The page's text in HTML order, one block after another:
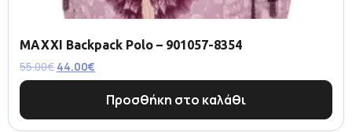
MAXXI Backpack Polo – 901057-8354
55.00€ 44.00€
Προσθήκη στο καλάθι